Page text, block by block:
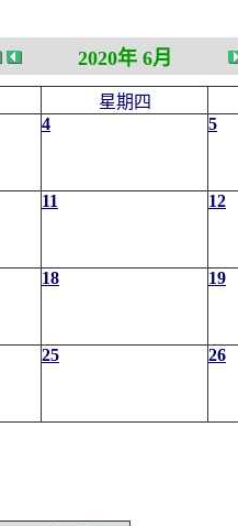
2020年 6月
星期四
4 5
11 12
18 19
25 26